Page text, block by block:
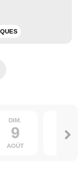
DIM.
9
AOÛT
10